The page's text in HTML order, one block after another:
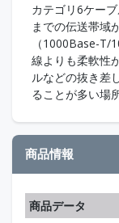
カテゴリ6ケー
までの伝送帯域
（1000Base-T/
線よりも柔軟性
ルなどの抜き差
ることが多い場
商品情報
商品データ